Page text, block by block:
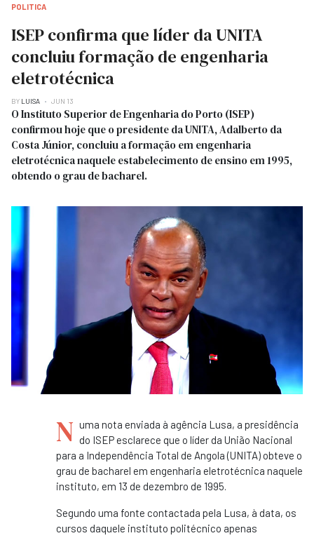
POLITICA
ISEP confirma que líder da UNITA
concluiu formação de engenharia
eletrotécnica
BY LUISA JUN 13
O Instituto Superior de Engenharia do Porto (ISEP)
confirmou hoje que o presidente da UNITA, Adalberto da
Costa Júnior, concluiu a formação em engenharia
eletrotécnica naquele estabelecimento de ensino em 1995,
obtendo o grau de bacharel.
N uma nota enviada à agência Lusa, a presidência
do ISEP esclarece que o líder da União Nacional
para a Independência Total de Angola (UNITA) obteve o
grau de bacharel em engenharia eletrotécnica naquele
instituto, em 13 de dezembro de 1995.
Segundo uma fonte contactada pela Lusa, à data, os
cursos daquele instituto politécnico apenas